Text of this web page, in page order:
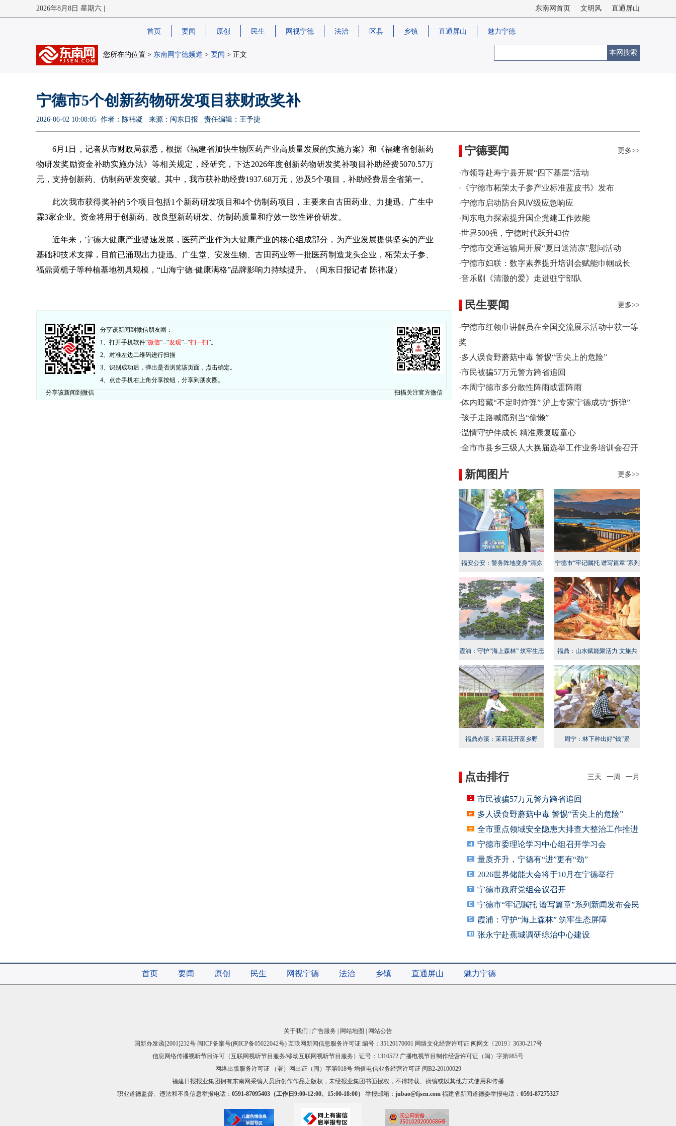
2026年8月8日 星期六 | 东南网首页 文明风 直通屏山
首页 要闻 原创 民生 网视宁德 法治 区县 乡镇 直通屏山 魅力宁德
您所在的位置 > 东南网宁德频道 > 要闻 > 正文 本网搜索
宁德市5个创新药物研发项目获财政奖补
2026-06-02 10:08:05 作者：陈祎凝 来源：闽东日报 责任编辑：王予捷
6月1日，记者从市财政局获悉，根据《福建省加快生物医药产业高质量发展的实施方案》和《福建省创新药
物研发奖励资金补助实施办法》等相关规定，经研究，下达2026年度创新药物研发奖补项目补助经费5070.57万
元，支持创新药、仿制药研发突破。其中，我市获补助经费1937.68万元，涉及5个项目，补助经费居全省第一。
此次我市获得奖补的5个项目包括1个新药研发项目和4个仿制药项目，主要来自古田药业、力捷迅、广生中
霖3家企业。资金将用于创新药、改良型新药研发、仿制药质量和疗效一致性评价研发。
近年来，宁德大健康产业提速发展，医药产业作为大健康产业的核心组成部分，为产业发展提供坚实的产业
基础和技术支撑，目前已涌现出力捷迅、广生堂、安发生物、古田药业等一批医药制造龙头企业，柘荣太子参、
福鼎黄栀子等种植基地初具规模，“山海宁德·健康满格”品牌影响力持续提升。（闽东日报记者 陈祎凝）
扫描关注官方微信
分享该新闻到微信
分享该新闻到微信朋友圈：
1、打开手机软件“微信”--“发现”--“扫一扫”。
2、对准左边二维码进行扫描
3、识别成功后，弹出是否浏览该页面，点击确定。
4、点击手机右上角分享按钮，分享到朋友圈。
更多>>
宁德要闻
·市领导赴寿宁县开展“四下基层”活动
·《宁德市柘荣太子参产业标准蓝皮书》发布
·宁德市启动防台风Ⅳ级应急响应
·闽东电力探索提升国企党建工作效能
·世界500强，宁德时代跃升43位
·宁德市交通运输局开展“夏日送清凉”慰问活动
·宁德市妇联：数字素养提升培训会赋能巾帼成长
·音乐剧《清澈的爱》走进驻宁部队
更多>>
民生要闻
·宁德市红领巾讲解员在全国交流展示活动中获一等
奖
·多人误食野蘑菇中毒 警惕“舌尖上的危险”
·市民被骗57万元警方跨省追回
·本周宁德市多分散性阵雨或雷阵雨
·体内暗藏“不定时炸弹” 沪上专家宁德成功“拆弹”
·孩子走路喊痛别当“偷懒”
·温情守护伴成长 精准康复暖童心
·全市市县乡三级人大换届选举工作业务培训会召开
更多>>
新闻图片
福安公安：警务阵地变身“清凉
地”
宁德市“牢记嘱托 谱写篇章”系列
新闻发布会民生专项行动专场召
开
霞浦：守护“海上森林” 筑牢生态
屏障
福鼎：山水赋能聚活力 文旅共
兴启新程
福鼎赤溪：茉莉花开富乡野 周宁：林下种出好“钱”景
三天 一周 一月
点击排行
市民被骗57万元警方跨省追回
多人误食野蘑菇中毒 警惕“舌尖上的危险”
全市重点领域安全隐患大排查大整治工作推进
会召
宁德市委理论学习中心组召开学习会
量质齐升，宁德有“进”更有“劲”
2026世界储能大会将于10月在宁德举行
宁德市政府党组会议召开
宁德市“牢记嘱托 谱写篇章”系列新闻发布会民
霞浦：守护“海上森林” 筑牢生态屏障
张永宁赴蕉城调研综治中心建设
首页 要闻 原创 民生 网视宁德 法治 乡镇 直通屏山 魅力宁德
关于我们 广告服务 网站地图
网站公告
国新办发函[2001]232号 闽ICP备案号(闽ICP备05022042号) 互联网新闻信息服务许可证 编号：35120170001 网络文化经营许可证 闽网文〔2019〕3630-217号
信息网络传播视听节目许可（互联网视听节目服务/移动互联网视听节目服务）证号：1310572 广播电视节目制作经营许可证（闽）字第085号
网络出版服务许可证 （署）网出证（闽）字第018号 增值电信业务经营许可证 闽B2-20100029
福建日报报业集团拥有东南网采编人员所创作作品之版权，未经报业集团书面授权，不得转载、摘编或以其他方式使用和传播
职业道德监督、违法和不良信息举报电话： 0591-87095403（工作日9:00-12:00、15:00-18:00） 举报邮箱： jubao@fjsen.com 福建省新闻道德委举报电话： 0591-87275327